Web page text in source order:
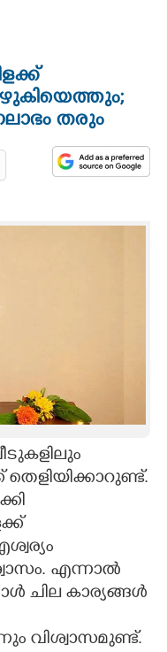
തരും
എന്നാൽ
ചില കാര്യങ്ങൾ
വിശ്വാസമുണ്ട്.